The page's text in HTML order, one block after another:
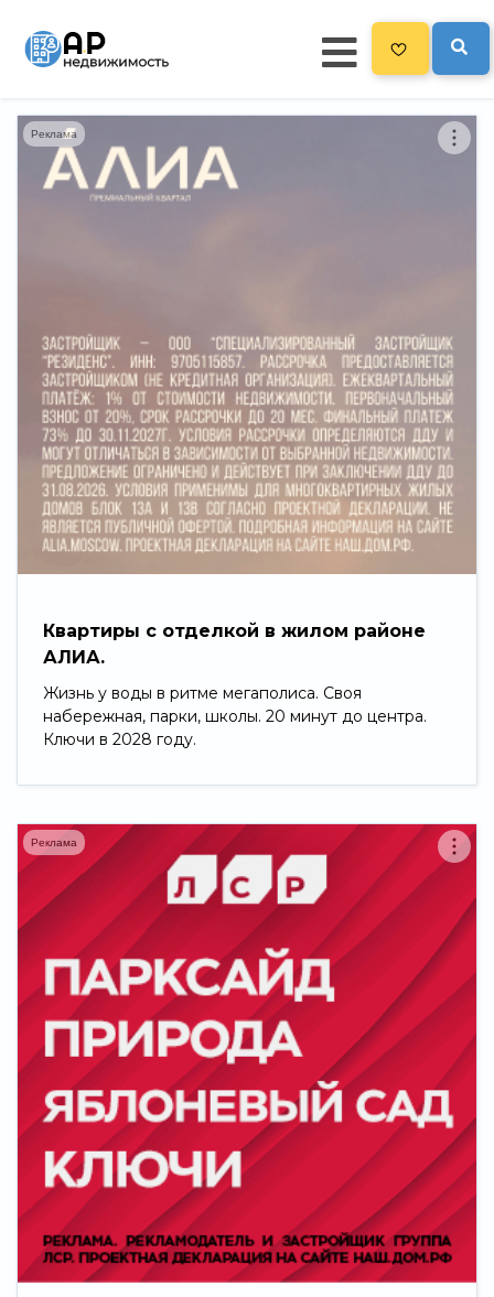
Главная
Все новостройки 3300
Рекламодателям
Политика конфиденциальности
Карта сайта
Квартиры с отделкой в жилом районе
АЛИА.
Жизнь у воды в ритме мегаполиса. Своя
набережная, парки, школы. 20 минут до центра.
Ключи в 2028 году.
Реклама
Реклама